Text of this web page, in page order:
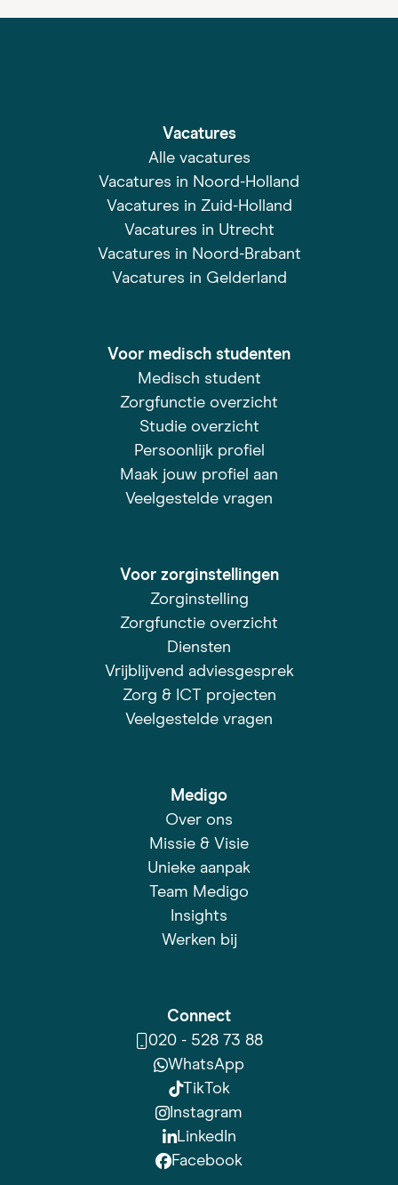
Vacatures
Alle vacatures
Vacatures in Noord-Holland
Vacatures in Zuid-Holland
Vacatures in Utrecht
Vacatures in Noord-Brabant
Vacatures in Gelderland
Voor medisch studenten
Medisch student
Zorgfunctie overzicht
Studie overzicht
Persoonlijk profiel
Maak jouw profiel aan
Veelgestelde vragen
Voor zorginstellingen
Zorginstelling
Zorgfunctie overzicht
Diensten
Vrijblijvend adviesgesprek
Zorg & ICT projecten
Veelgestelde vragen
Medigo
Over ons
Missie & Visie
Unieke aanpak
Team Medigo
Insights
Werken bij
Connect
020 - 528 73 88
WhatsApp
TikTok
Instagram
LinkedIn
Facebook